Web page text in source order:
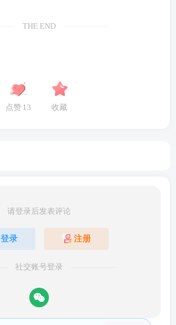
THE END
点赞 13 收藏
请登录后发表评论
登录 注册
社交账号登录